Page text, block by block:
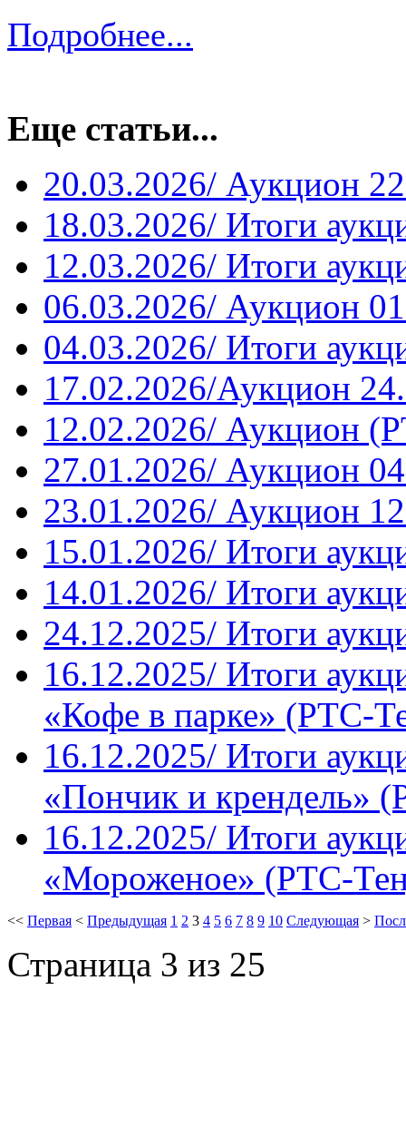
Подробнее...
Еще статьи...
20.03.2026/ Аукцион
18.03.2026/ Итоги
12.03.2026/ Итоги
06.03.2026/ Аукцион
04.03.2026/ Итоги
17.02.2026/Аукцион
12.02.2026/ Аукцион
27.01.2026/ Аукцион
23.01.2026/ Аукцион
15.01.2026/ Итоги
14.01.2026/ Итоги
24.12.2025/ Итоги
16.12.2025/ Итоги
«Кофе в парке» (РТС-
16.12.2025/ Итоги
«Пончик и крендель»
16.12.2025/ Итоги
«Мороженое» (РТС-
<< Первая < Предыдущая 1 2 3 4 5 6 7 8 9 10 Следующая >
Страница 3 из 25